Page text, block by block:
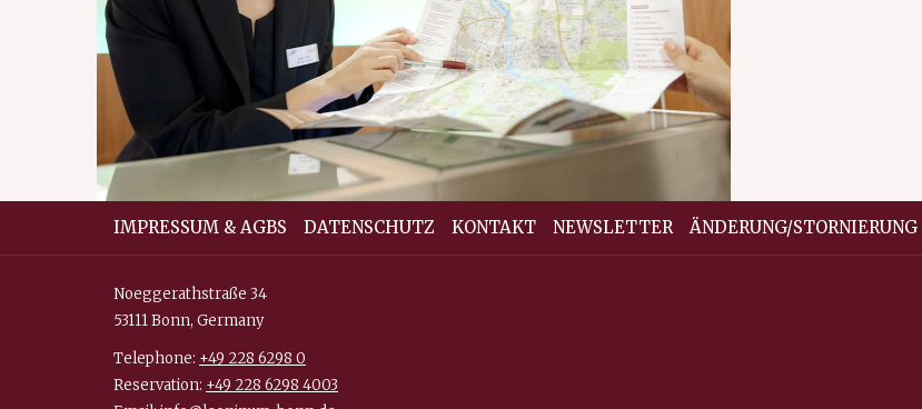
IMPRESSUM & AGBS DATENSCHUTZ KONTAKT NEWSLETTER ÄNDERUNG/STORNIERUNG
Noeggerathstraße 34
53111 Bonn, Germany
Telephone: +49 228 6298 0
Reservation: +49 228 6298 4003